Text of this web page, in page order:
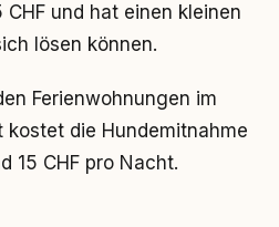
und hat einen kleinen
lösen können.
Ferienwohnungen im
kostet die Hundemitnahme
15 CHF pro Nacht.